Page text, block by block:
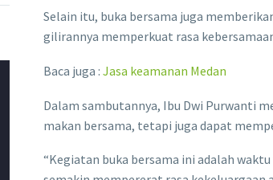
Selain itu, buka bersama juga
gilirannya memperkuat rasa
Baca juga : Jasa keamanan Medan
Dalam sambutannya, Ibu Dwi Purwanti
makan bersama, tetapi juga dapat
“Kegiatan buka bersama ini adalah